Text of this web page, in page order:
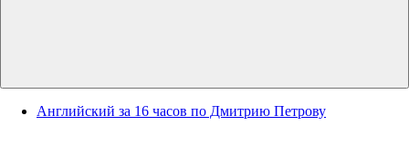
Английский за 16 часов по Дмитрию Петрову